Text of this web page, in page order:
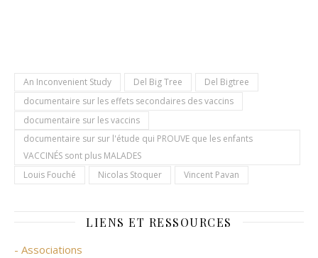
An Inconvenient Study Del Big Tree
Del Bigtree
documentaire sur les effets secondaires des vaccins
documentaire sur les vaccins
documentaire sur sur l'étude qui PROUVE que les enfants
VACCINÉS sont plus MALADES
Louis Fouché
Nicolas Stoquer Vincent Pavan
LIENS ET RESSOURCES
- Associations